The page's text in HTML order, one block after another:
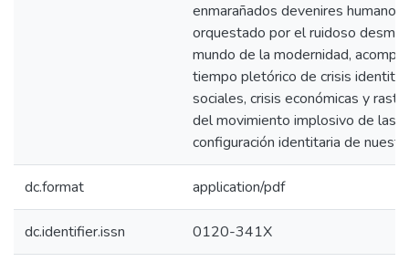
enmarañados devenires humanos
orquestado por el ruidoso
mundo de la modernidad,
tiempo pletórico de crisis
sociales, crisis económicas y
del movimiento implosivo de las
configuración identitaria de
dc.format application/pdf
dc.identifier.issn 0120-341X